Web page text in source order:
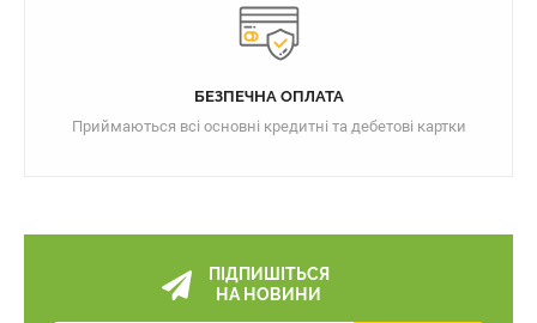
БЕЗПЕЧНА ОПЛАТА
Приймаються всі основні кредитні та дебетові картки
ПІДПИШІТЬСЯ
НА НОВИНИ